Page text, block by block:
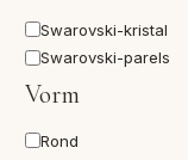
Materiaal
Swarovski-kristal
Swarovski-parels
Vorm
Vorm
Rond